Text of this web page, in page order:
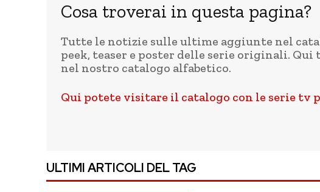
Cosa troverai in questa pagina?
Tutte le notizie sulle ultime aggiunte nel
peek, teaser e poster delle serie originali.
nel nostro catalogo alfabetico.
Qui potete visitare il catalogo con le serie tv
ULTIMI ARTICOLI DEL TAG